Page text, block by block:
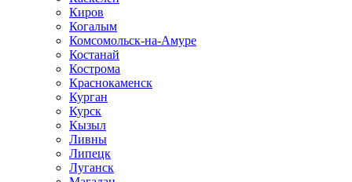
Киров
Когалым
Комсомольск-на-Амуре
Костанай
Кострома
Краснокаменск
Курган
Курск
Кызыл
Ливны
Липецк
Луганск